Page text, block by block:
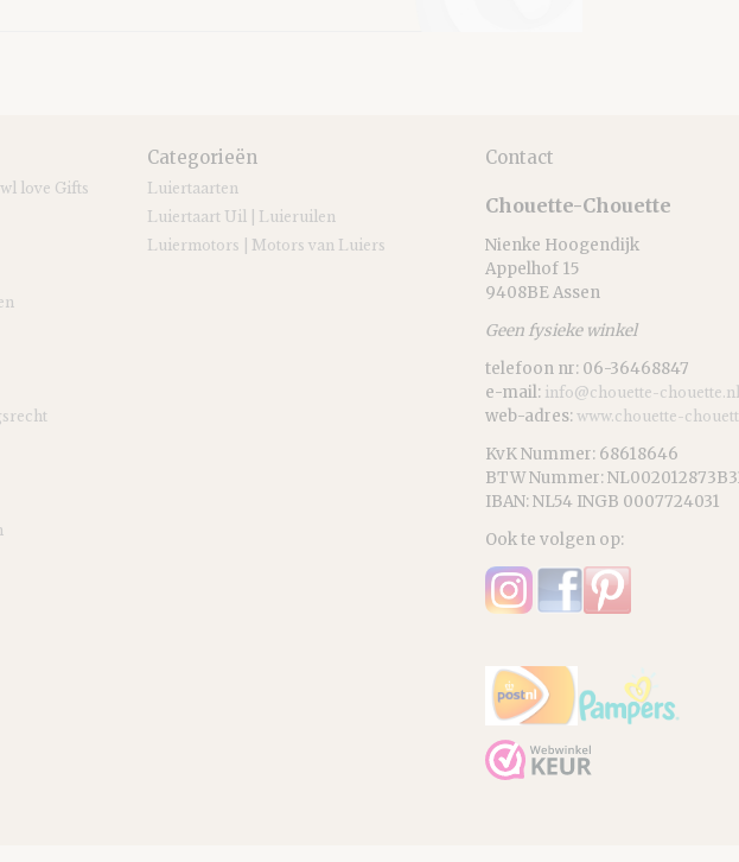
love Gifts
Categorieën
Luiertaarten
Luiertaart Uil | Luieruilen
Luiermotors | Motors van Luiers
Contact
Chouette-Chouette
Nienke Hoogendijk
Appelhof 15
9408BE Assen
Geen fysieke winkel
telefoon nr: 06-36468847
e-mail: info@chouette-chouette.nl
web-adres: www.chouette-
KvK Nummer: 68618646
BTW Nummer:
IBAN: NL54 INGB 0007724031
Ook te volgen op: